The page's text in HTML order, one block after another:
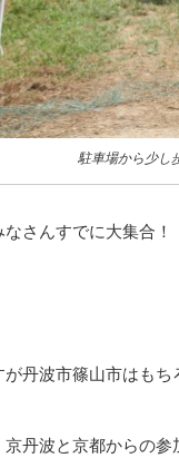
駐車場から少し
さんすでに大集合！
丹波市篠山市はもち
丹波と京都からの参